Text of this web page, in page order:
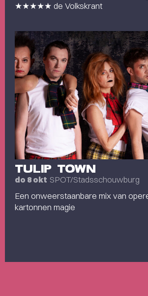
★★★★★ de Volkskrant
TULIP TOWN
do 8 okt SPOT/Stadsschouwburg
Een onweerstaanbare mix van
kartonnen magie